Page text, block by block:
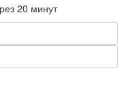
20 минут